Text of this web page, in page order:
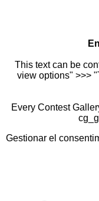
This text can be
view options" >>>
Every Contest
Gestionar el